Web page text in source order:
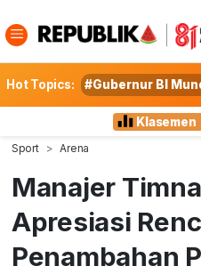
Hot Topics: #Gubernur BI
Klasemen
Sport Arena
Manajer
Apresiasi
Penambahan